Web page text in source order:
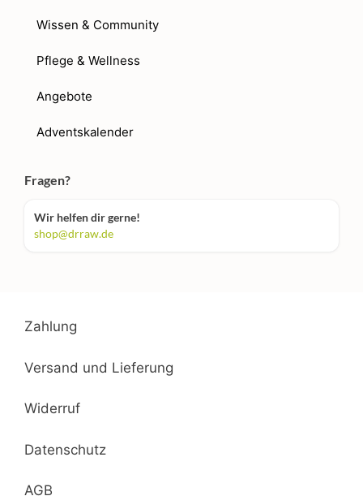
Wissen & Community
Pflege & Wellness
Angebote
Adventskalender
Fragen?
Wir helfen dir gerne!
shop@drraw.de
Zahlung
Versand und Lieferung
Widerruf
Datenschutz
AGB